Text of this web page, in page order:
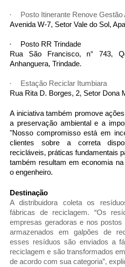
·
Posto Itinerante Renove
Avenida W-7, Setor Vale do Sol,
·
Posto RR Trindade
Rua São Francisco, n° 743,
Anhanguera, Trindade.
·
Estação Reciclar Itumbiara
Rua Rita D. Borges, 2, Setor Dona
A iniciativa também promove
a preservação ambiental e a
"Nosso compromisso está em
clientes sobre a correta
recicláveis, práticas fundamentais
também resultam em economia
o engenheiro.
Destinação
A distribuidora coleta os
fábricas de reciclagem. “Os
empresas geradoras e nos
armazenados em galpões de
esses resíduos são enviados a
reciclagem e são transformados
de acordo com sua categoria”,